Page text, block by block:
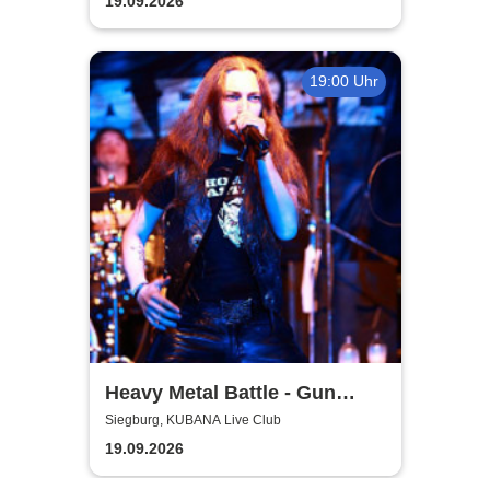
19:00 Uhr
Heavy Metal Battle - Gun
Barrel, Warwolf + 1
Siegburg, KUBANA Live Club
19.09.2026